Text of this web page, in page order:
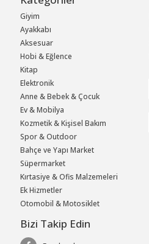
Giyim
Ayakkabı
Aksesuar
Hobi & Eğlence
Kitap
Elektronik
Anne & Bebek & Çocuk
Ev & Mobilya
Kozmetik & Kişisel Bakım
Spor & Outdoor
Bahçe ve Yapı Market
Süpermarket
Kırtasiye & Ofis Malzemeleri
Ek Hizmetler
Otomobil & Motosiklet
Bizi Takip Edin